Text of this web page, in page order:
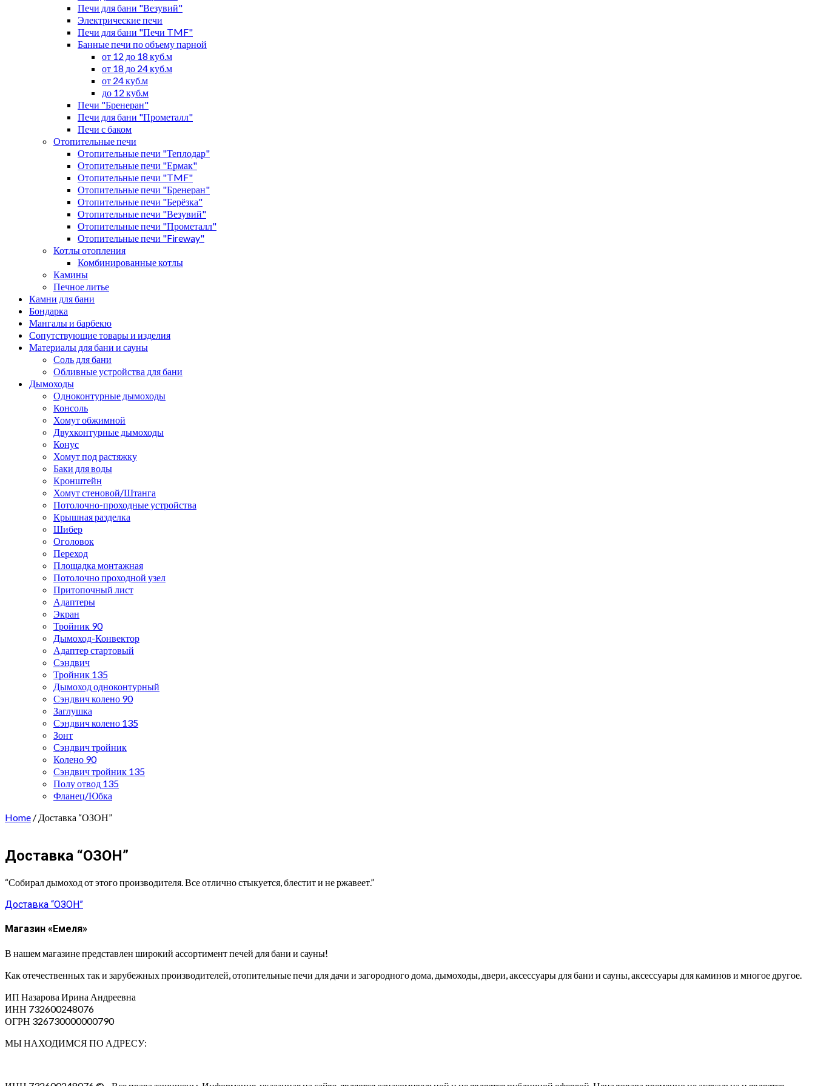
Печи для бани "Везувий"
Электрические печи
Печи для бани "Печи TMF"
Банные печи по объему парной
от 12 до 18 куб.м
от 18 до 24 куб.м
от 24 куб.м
до 12 куб.м
Печи "Бренеран"
Печи для бани "Прометалл"
Печи с баком
Отопительные печи
Отопительные печи "Теплодар"
Отопительные печи "Ермак"
Отопительные печи "TMF"
Отопительные печи "Бренеран"
Отопительные печи "Берёзка"
Отопительные печи "Везувий"
Отопительные печи "Прометалл"
Отопительные печи "Fireway"
Котлы отопления
Комбинированные котлы
Камины
Печное литье
Камни для бани
Бондарка
Мангалы и барбекю
Сопутствующие товары и изделия
Материалы для бани и сауны
Соль для бани
Обливные устройства для бани
Дымоходы
Одноконтурные дымоходы
Консоль
Хомут обжимной
Двухконтурные дымоходы
Конус
Хомут под растяжку
Баки для воды
Кронштейн
Хомут стеновой/Штанга
Потолочно-проходные устройства
Крышная разделка
Шибер
Оголовок
Переход
Площадка монтажная
Потолочно проходной узел
Притопочный лист
Адаптеры
Экран
Тройник 90
Дымоход-Конвектор
Адаптер стартовый
Сэндвич
Тройник 135
Дымоход одноконтурный
Сэндвич колено 90
Заглушка
Сэндвич колено 135
Зонт
Сэндвич тройник
Колено 90
Сэндвич тройник 135
Полу отвод 135
Фланец/Юбка
Home / Доставка “ОЗОН”
Доставка “ОЗОН”
“Собирал дымоход от этого производителя. Все отлично стыкуется, блестит и не ржавеет.”
Навигация
по
Доставка “ОЗОН”
Магазин «Емеля»
В нашем магазине представлен широкий ассортимент печей для бани и сауны!
Как отечественных так и зарубежных производителей, отопительные печи для дачи и загородного дома, дымоходы, двери, аксессуары для бани и сауны, аксессуары для каминов и многое другое.
ИП Назарова Ирина Андреевна⁠
ИНН 732600248076
ОГРН 326730000000790
МЫ НАХОДИМСЯ ПО АДРЕСУ: